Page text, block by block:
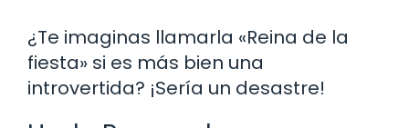
¿Te imaginas llamarla «Reina de la
fiesta» si es más bien una
introvertida? ¡Sería un desastre!